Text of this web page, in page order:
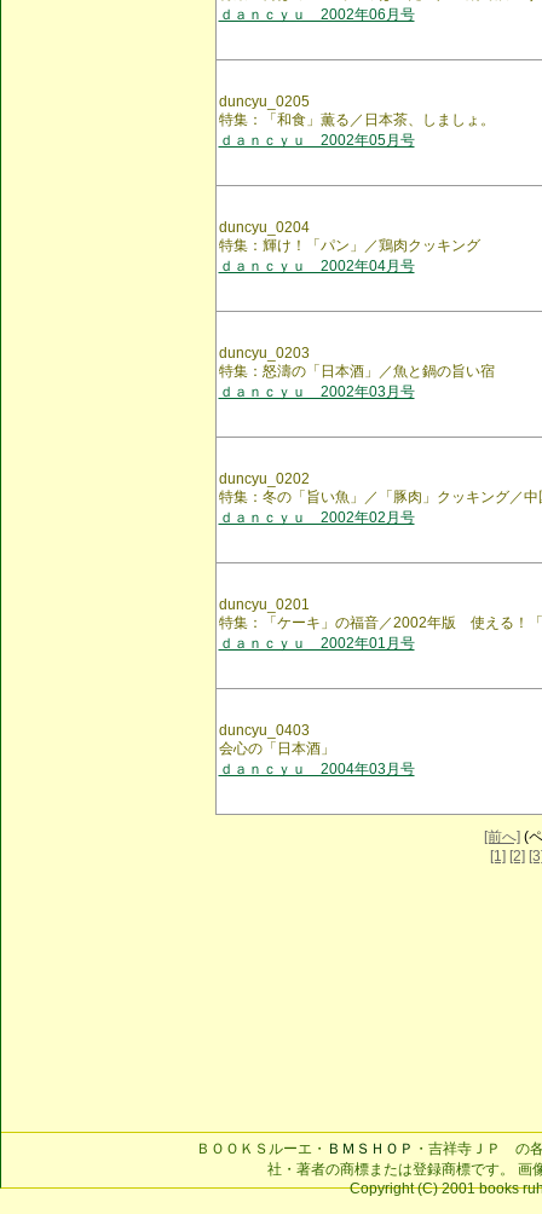
ｄａｎｃｙｕ 2002年06月号
duncyu_0205
特集：「和食」薫る／日本茶、しましょ。
ｄａｎｃｙｕ 2002年05月号
duncyu_0204
特集：輝け！「パン」／鶏肉クッキング
ｄａｎｃｙｕ 2002年04月号
duncyu_0203
特集：怒濤の「日本酒」／魚と鍋の旨い宿
ｄａｎｃｙｕ 2002年03月号
duncyu_0202
特集：冬の「旨い魚」／「豚肉」クッキング／
ｄａｎｃｙｕ 2002年02月号
duncyu_0201
特集：「ケーキ」の福音／2002年版 使える！
ｄａｎｃｙｕ 2002年01月号
duncyu_0403
会心の「日本酒」
ｄａｎｃｙｕ 2004年03月号
[前へ] (
[1] [2]
ＢＯＯＫＳルーエ・ ＢＭＳＨＯＰ ・吉祥寺ＪＰ の
社・著者の商標または登録商標です。 画
Copyright (C) 2001 books